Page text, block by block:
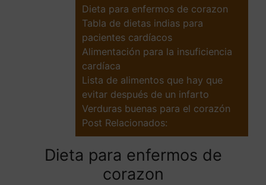
Dieta para enfermos de corazon
Tabla de dietas indias para
pacientes cardíacos
Alimentación para la insuficiencia
cardíaca
Lista de alimentos que hay que
evitar después de un infarto
Verduras buenas para el corazón
Post Relacionados:
Dieta para enfermos de
corazon